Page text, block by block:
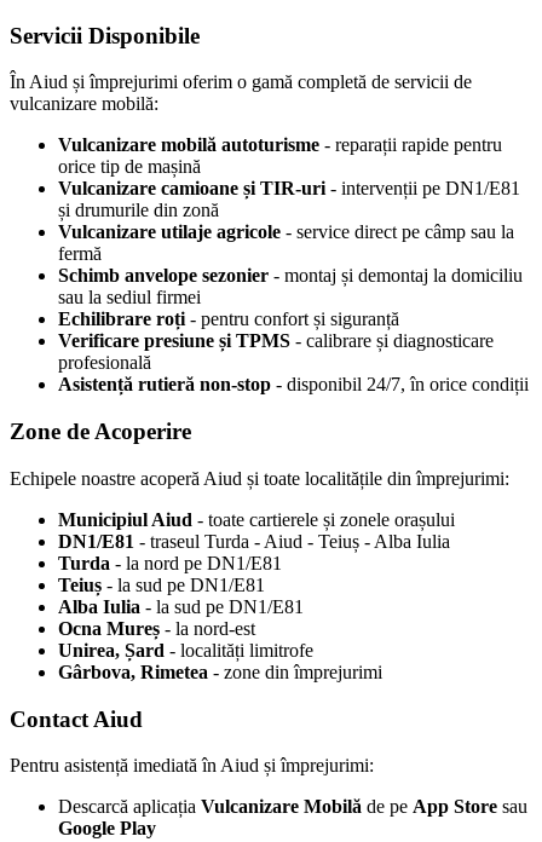
Servicii Disponibile
În Aiud și împrejurimi oferim o gamă completă de servicii de
vulcanizare mobilă:
Vulcanizare mobilă autoturisme - reparații rapide pentru
orice tip de mașină
Vulcanizare camioane și TIR-uri - intervenții pe DN1/E81
și drumurile din zonă
Vulcanizare utilaje agricole - service direct pe câmp sau la
fermă
Schimb anvelope sezonier - montaj și demontaj la domiciliu
sau la sediul firmei
Echilibrare roți - pentru confort și siguranță
Verificare presiune și TPMS - calibrare și diagnosticare
profesională
Asistență rutieră non-stop - disponibil 24/7, în orice condiții
Zone de Acoperire
Echipele noastre acoperă Aiud și toate localitățile din împrejurimi:
Municipiul Aiud - toate cartierele și zonele orașului
DN1/E81 - traseul Turda - Aiud - Teiuș - Alba Iulia
Turda - la nord pe DN1/E81
Teiuș - la sud pe DN1/E81
Alba Iulia - la sud pe DN1/E81
Ocna Mureș - la nord-est
Unirea, Șard - localități limitrofe
Gârbova, Rimetea - zone din împrejurimi
Contact Aiud
Pentru asistență imediată în Aiud și împrejurimi:
Descarcă aplicația Vulcanizare Mobilă de pe App Store sau
Google Play